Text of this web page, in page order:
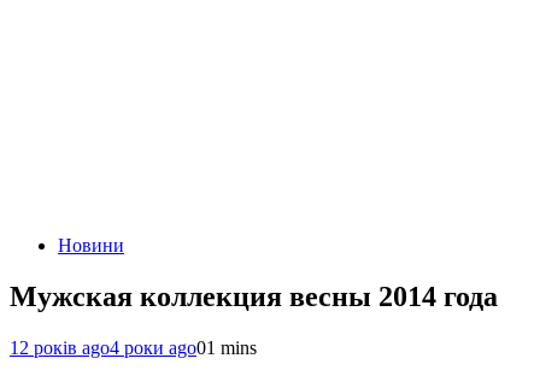
Новини
Мужская коллекция весны 2014 года
12 років ago4 роки ago01 mins